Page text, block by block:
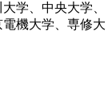
学、中央大学、
機大学、専修大